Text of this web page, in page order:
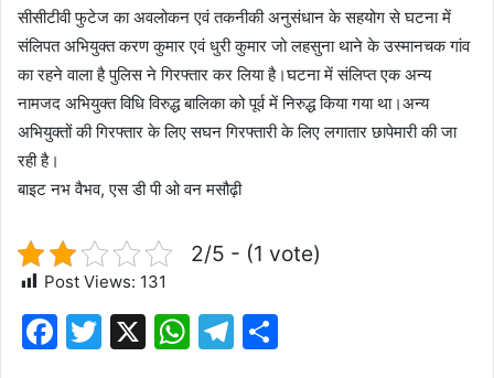
सीसीटीवी फुटेज का अवलोकन एवं तकनीकी अनुसंधान के सहयोग से घटना में
संलिपत अभियुक्त करण कुमार एवं धुरी कुमार जो लहसुना थाने के उस्मानचक गांव
का रहने वाला है पुलिस ने गिरफ्तार कर लिया है।घटना में संलिप्त एक अन्य
नामजद अभियुक्त विधि विरुद्ध बालिका को पूर्व में निरुद्ध किया गया था।अन्य
अभियुक्तों की गिरफ्तार के लिए सघन गिरफ्तारी के लिए लगातार छापेमारी की जा
रही है।
बाइट नभ वैभव, एस डी पी ओ वन मसौढ़ी
2/5 - (1 vote)
Post Views: 131
F
T
X
W T